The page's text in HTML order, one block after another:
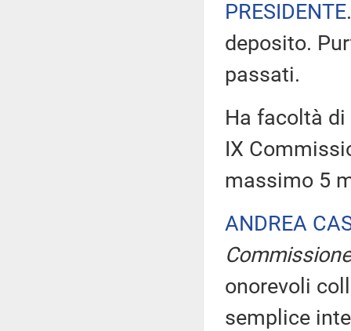
PRESIDENTE
deposito.
passati.
Ha facoltà
IX
massimo 5
ANDREA
onorevoli
semplice